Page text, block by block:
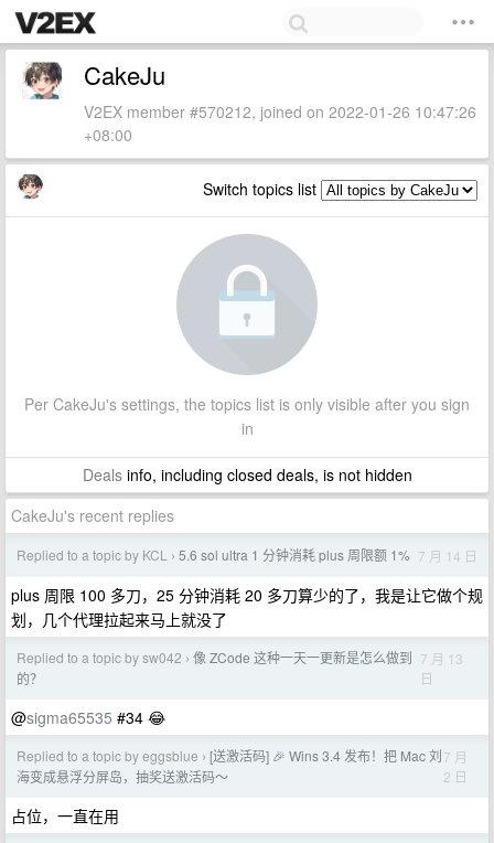
CakeJu
V2EX member #570212, joined on 2022-01-26 10:47:26
+08:00
Switch topics list
Per CakeJu's settings, the topics list is only visible after you sign
in
Dealsinfo, including closed deals, is not hidden
CakeJu's recent replies
Replied to a topic by KCL › 5.6 sol ultra 1 分钟消耗 plus 周限额 1% 7 月 14 日
plus 周限 100 多刀，25 分钟消耗 20 多刀算少的了，我是让它做个规
划，几个代理拉起来马上就没了
Replied to a topic by sw042 › 像 ZCode 这种一天一更新是怎么做到
的？
7 月 13
日
@sigma65535 #34 😂
Replied to a topic by eggsblue › [送激活码] 🎉 Wins 3.4 发布！把 Mac 刘
海变成悬浮分屏岛，抽奖送激活码～
7 月
2 日
占位，一直在用